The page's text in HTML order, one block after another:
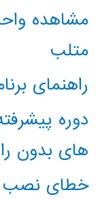
مشاهده
متلب
راهنمای
دوره
های بدون
خطای نصب